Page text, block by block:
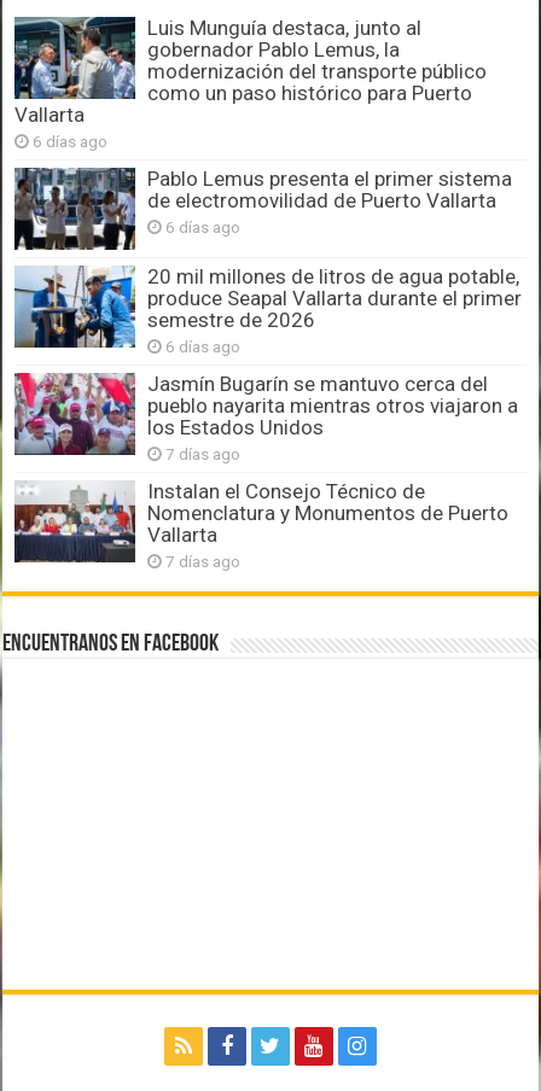
Luis Munguía destaca, junto al
gobernador Pablo Lemus, la
modernización del transporte público
como un paso histórico para Puerto
Vallarta
6 días ago
Pablo Lemus presenta el primer sistema
de electromovilidad de Puerto Vallarta
6 días ago
20 mil millones de litros de agua potable,
produce Seapal Vallarta durante el primer
semestre de 2026
6 días ago
Jasmín Bugarín se mantuvo cerca del
pueblo nayarita mientras otros viajaron a
los Estados Unidos
7 días ago
Instalan el Consejo Técnico de
Nomenclatura y Monumentos de Puerto
Vallarta
7 días ago
Encuentranos en Facebook